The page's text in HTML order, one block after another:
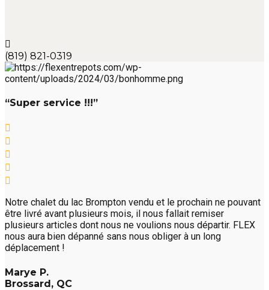
(819) 821-0319
“Super service !!!”
Notre chalet du lac Brompton vendu et le prochain ne pouvant
être livré avant plusieurs mois, il nous fallait remiser
plusieurs articles dont nous ne voulions nous départir. FLEX
nous aura bien dépanné sans nous obliger à un long
déplacement !
Marye P.
Brossard, QC